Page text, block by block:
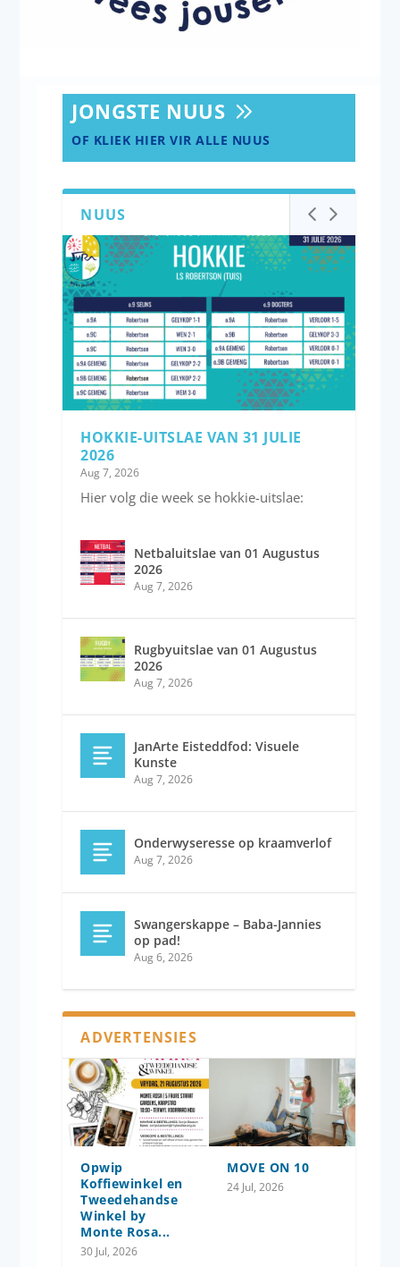
JONGSTE NUUS
OF KLIEK HIER VIR ALLE NUUS
NUUS
HOKKIE-UITSLAE VAN 31 JULIE
2026
Aug 7, 2026
Hier volg die week se hokkie-uitslae:
Netbaluitslae van 01 Augustus
2026
Aug 7, 2026
Rugbyuitslae van 01 Augustus
2026
Aug 7, 2026
JanArte Eisteddfod: Visuele
Kunste
Aug 7, 2026
Onderwyseresse op kraamverlof
Aug 7, 2026
Swangerskappe – Baba-Jannies
op pad!
Aug 6, 2026
ADVERTENSIES
Opwip
Koffiewinkel en
Tweedehandse
Winkel by
Monte Rosa...
30 Jul, 2026
MOVE ON 10
24 Jul, 2026